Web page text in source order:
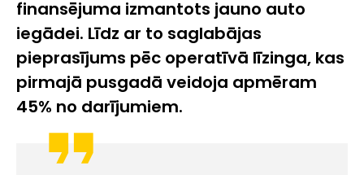
finansējuma izmantots jauno auto
iegādei. Līdz ar to saglabājas
pieprasījums pēc operatīvā līzinga, kas
pirmajā pusgadā veidoja apmēram
45% no darījumiem.